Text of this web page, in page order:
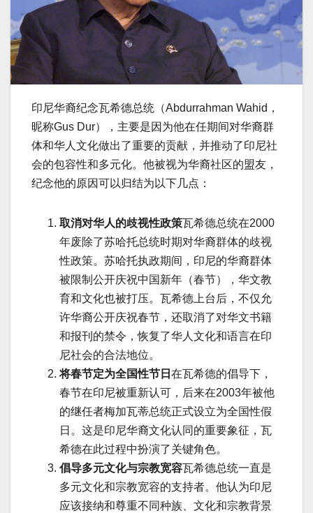
印尼华裔纪念瓦希德总统（Abdurrahman Wahid，
昵称Gus Dur），主要是因为他在任期间对华裔群
体和华人文化做出了重要的贡献，并推动了印尼社
会的包容性和多元化。他被视为华裔社区的盟友，
纪念他的原因可以归结为以下几点：
取消对华人的歧视性政策瓦希德总统在2000
年废除了苏哈托总统时期对华裔群体的歧视
性政策。苏哈托执政期间，印尼的华裔群体
被限制公开庆祝中国新年（春节），华文教
育和文化也被打压。瓦希德上台后，不仅允
许华裔公开庆祝春节，还取消了对华文书籍
和报刊的禁令，恢复了华人文化和语言在印
尼社会的合法地位。
将春节定为全国性节日 在瓦希德的倡导下，
春节在印尼被重新认可，后来在2003年被他
的继任者梅加瓦蒂总统正式设立为全国性假
日。这是印尼华裔文化认同的重要象征，瓦
希德在此过程中扮演了关键角色。
倡导多元文化与宗教宽容瓦希德总统一直是
多元文化和宗教宽容的支持者。他认为印尼
应该接纳和尊重不同种族、文化和宗教背景